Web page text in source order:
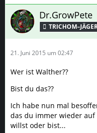
Dr.GrowPete
21. Juni 2015 um 02:47
Wer ist Walther??
Bist du das??
Ich habe nun mal
das du immer wieder
willst oder bist...